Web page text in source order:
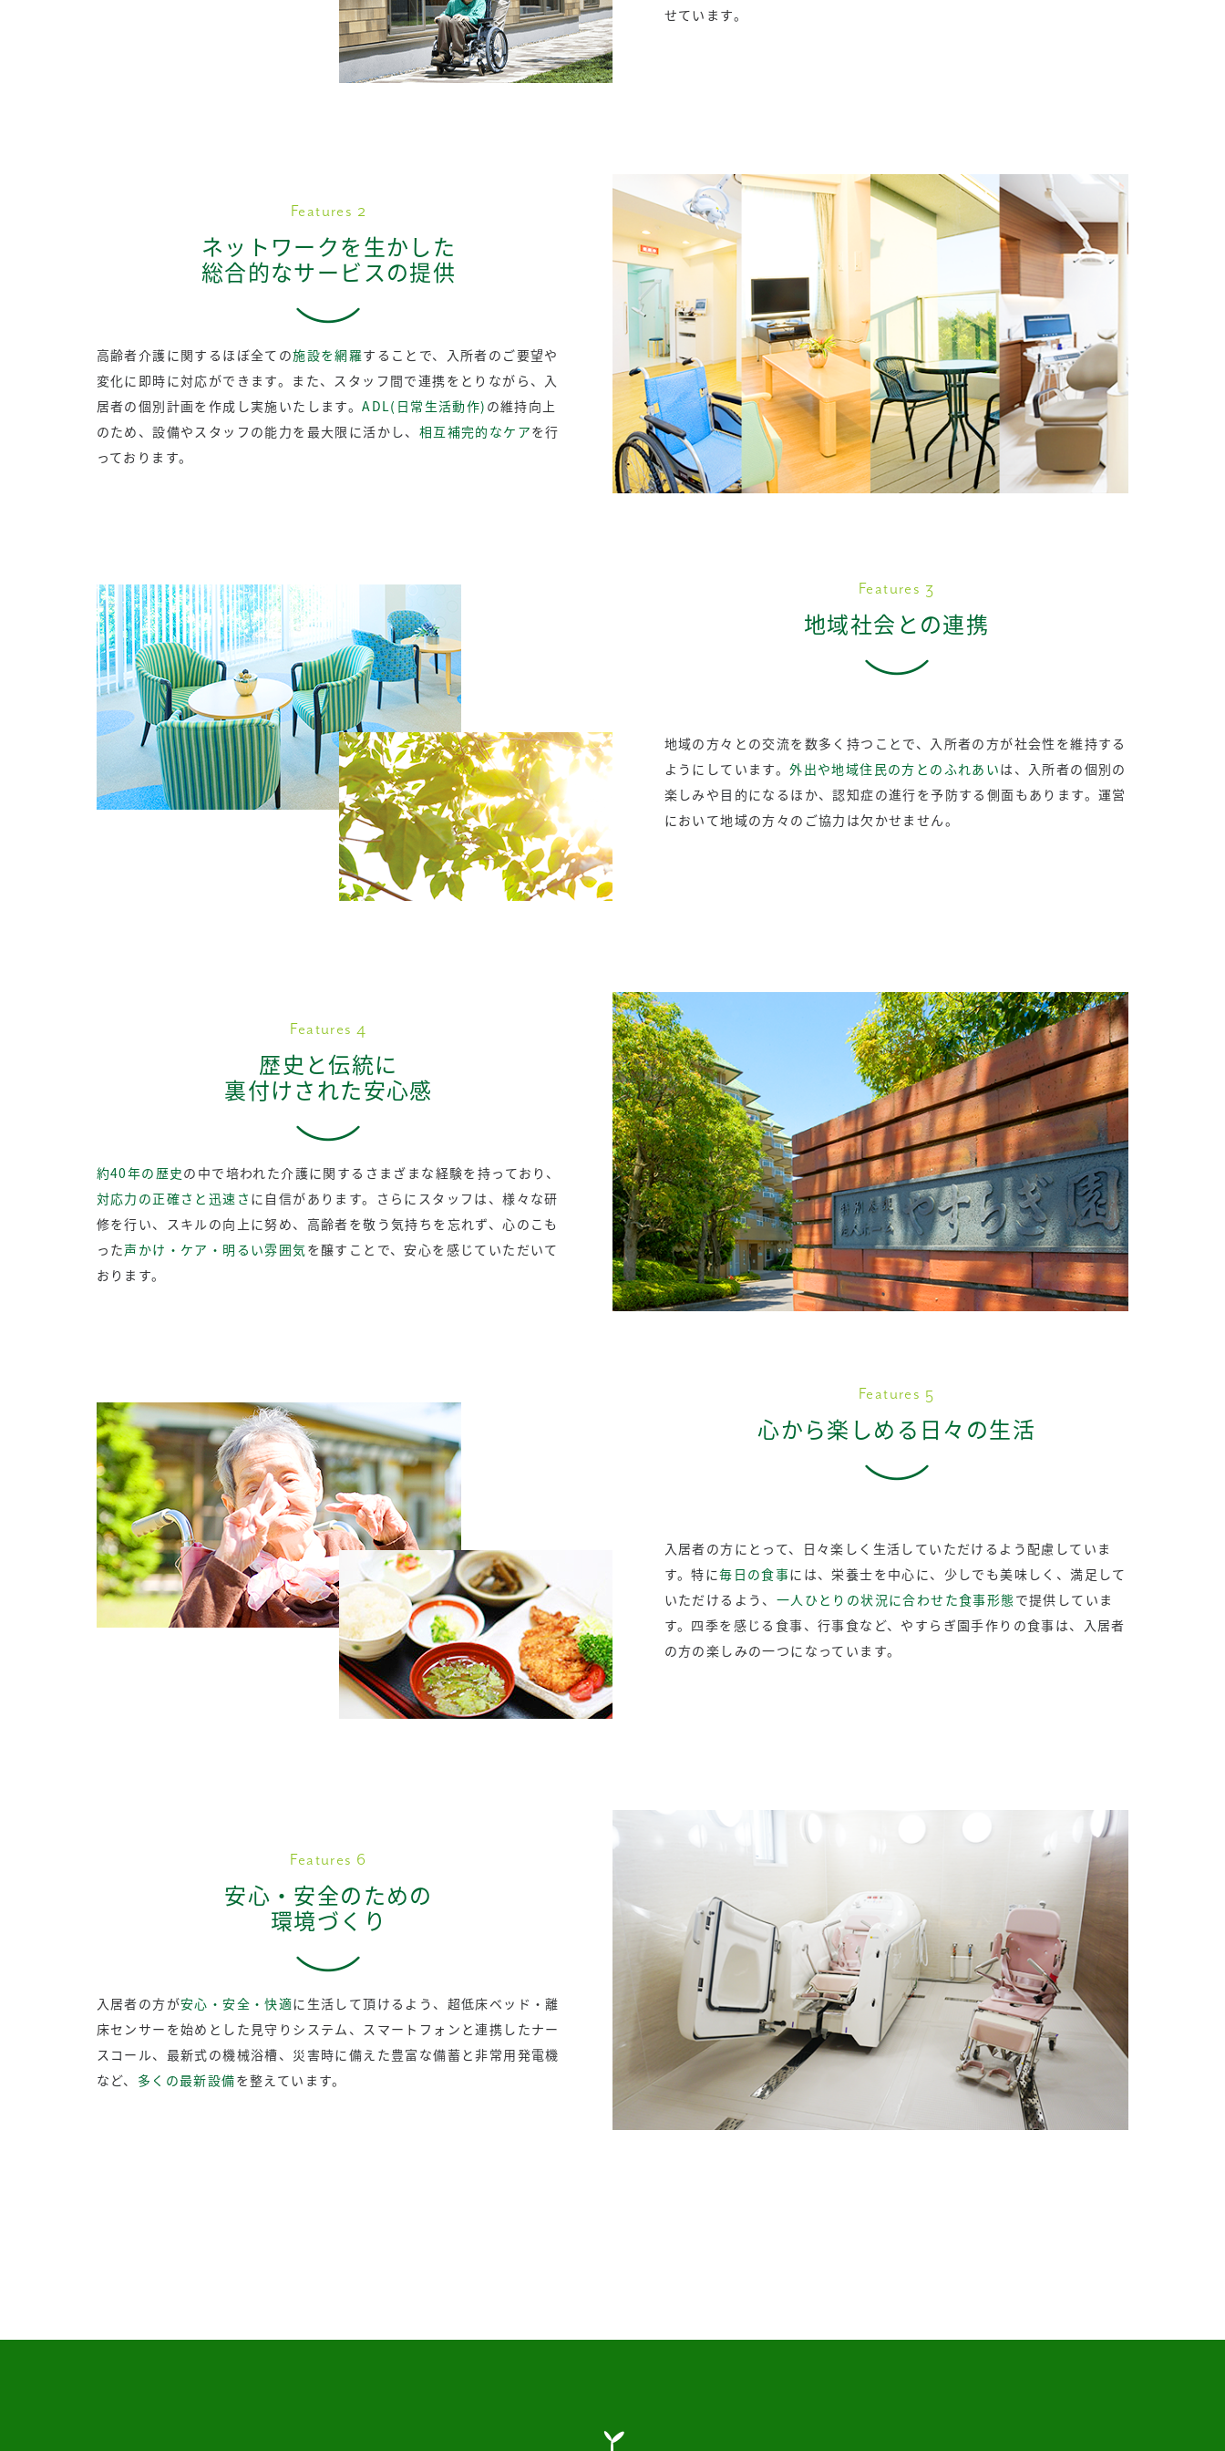
せています。
Features 2
ネットワークを生かした
総合的なサービスの提供
高齢者介護に関するほぼ全ての施設を網羅することで、入所者のご要望や
変化に即時に対応ができます。また、スタッフ間で連携をとりながら、入
居者の個別計画を作成し実施いたします。ADL(日常生活動作) の維持向上
のため、設備やスタッフの能力を最大限に活かし、 相互補完的なケアを行
っております。
Features 3
地域社会との連携
地域の方々との交流を数多く持つことで、入所者の方が社会性を維持する
ようにしています。外出や地域住民の方とのふれあいは、入所者の個別の
楽しみや目的になるほか、認知症の進行を予防する側面もあります。運営
において地域の方々のご協力は欠かせません。
Features 4
歴史と伝統に
裏付けされた安心感
約40年の歴史の中で培われた介護に関するさまざまな経験を持っており、
対応力の正確さと迅速さ に自信があります。さらにスタッフは、様々な研
修を行い、スキルの向上に努め、高齢者を敬う気持ちを忘れず、心のこも
った声かけ・ケア・明るい雰囲気 を醸すことで、安心を感じていただいて
おります。
Features 5
心から楽しめる日々の生活
入居者の方にとって、日々楽しく生活していただけるよう配慮していま
す。特に毎日の食事には、栄養士を中心に、少しでも美味しく、満足して
いただけるよう、 一人ひとりの状況に合わせた食事形態 で提供していま
す。四季を感じる食事、行事食など、やすらぎ園手作りの食事は、入居者
の方の楽しみの一つになっています。
Features 6
安心・安全のための
環境づくり
入居者の方が安心・安全・快適に生活して頂けるよう、超低床ベッド・離
床センサーを始めとした見守りシステム、スマートフォンと連携したナー
スコール、最新式の機械浴槽、災害時に備えた豊富な備蓄と非常用発電機
など、 多くの最新設備を整えています。